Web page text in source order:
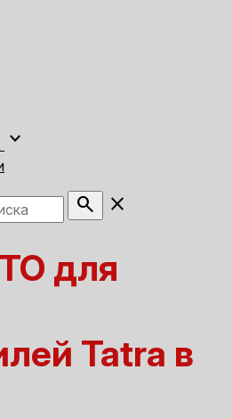
expand_more
search close
для
Tatra в